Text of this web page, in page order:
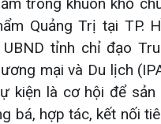
Quảng Trị tại TP.
UBND tỉnh chỉ đạo
mại và Du lịch
kiện là cơ hội để sản
bá, hợp tác, kết nối